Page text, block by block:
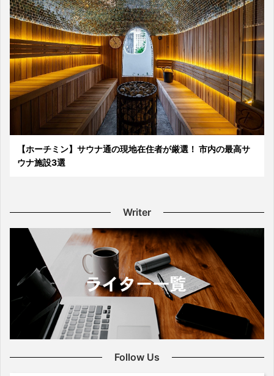
【ホーチミン】サウナ通の現地在住者が厳選！ 市内の最高サ
ウナ施設3選
Writer
Follow Us